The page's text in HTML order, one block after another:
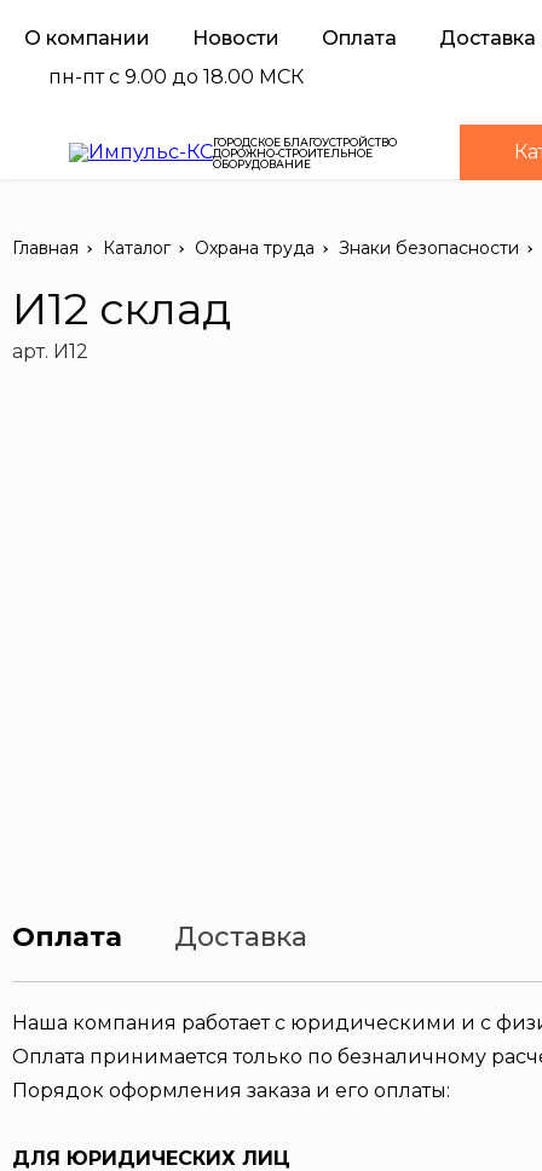
О компании Новости Оплата
Доставка
пн-пт с 9.00 до 18.00 МСК
ГОРОДСКОЕ БЛАГОУСТРОЙСТВО
ДОРОЖНО-СТРОИТЕЛЬНОЕ
ОБОРУДОВАНИЕ
Главная Каталог Охрана труда Знаки безопасности
И12 склад
арт. И12
Оплата Доставка
Наша компания работает с юридическими и с
Оплата принимается только по безналичному
Порядок оформления заказа и его оплаты:
ДЛЯ ЮРИДИЧЕСКИХ ЛИЦ